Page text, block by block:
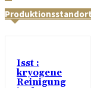
Produktionsstandort
Isst :
kryogene
Reinigung